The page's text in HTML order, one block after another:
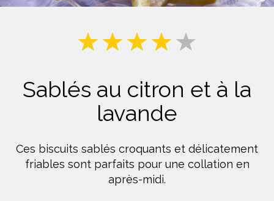
Sablés au citron et à la
lavande
Ces biscuits sablés croquants et délicatement
friables sont parfaits pour une collation en
après-midi.